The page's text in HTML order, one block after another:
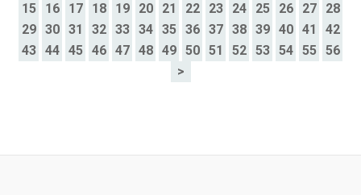
15
16 17 18 19 20 21 22 23 24 25 26 27
28
29
30 31 32 33 34 35 36 37 38 39 40 41
42
43
44 45 46 47 48 49 50 51 52 53 54 55
56
>